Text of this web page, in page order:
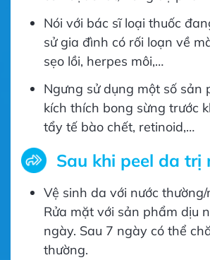
Nói với bác sĩ loại thuốc
sử gia đình có rối loạn về
sẹo lồi, herpes môi,…
Ngưng sử dụng một số sản
kích thích bong sừng trước
tẩy tế bào chết, retinoid,…
Sau khi peel da trị
Vệ sinh da với nước thường/
Rửa mặt với sản phẩm dịu
ngày. Sau 7 ngày có thể
thường.